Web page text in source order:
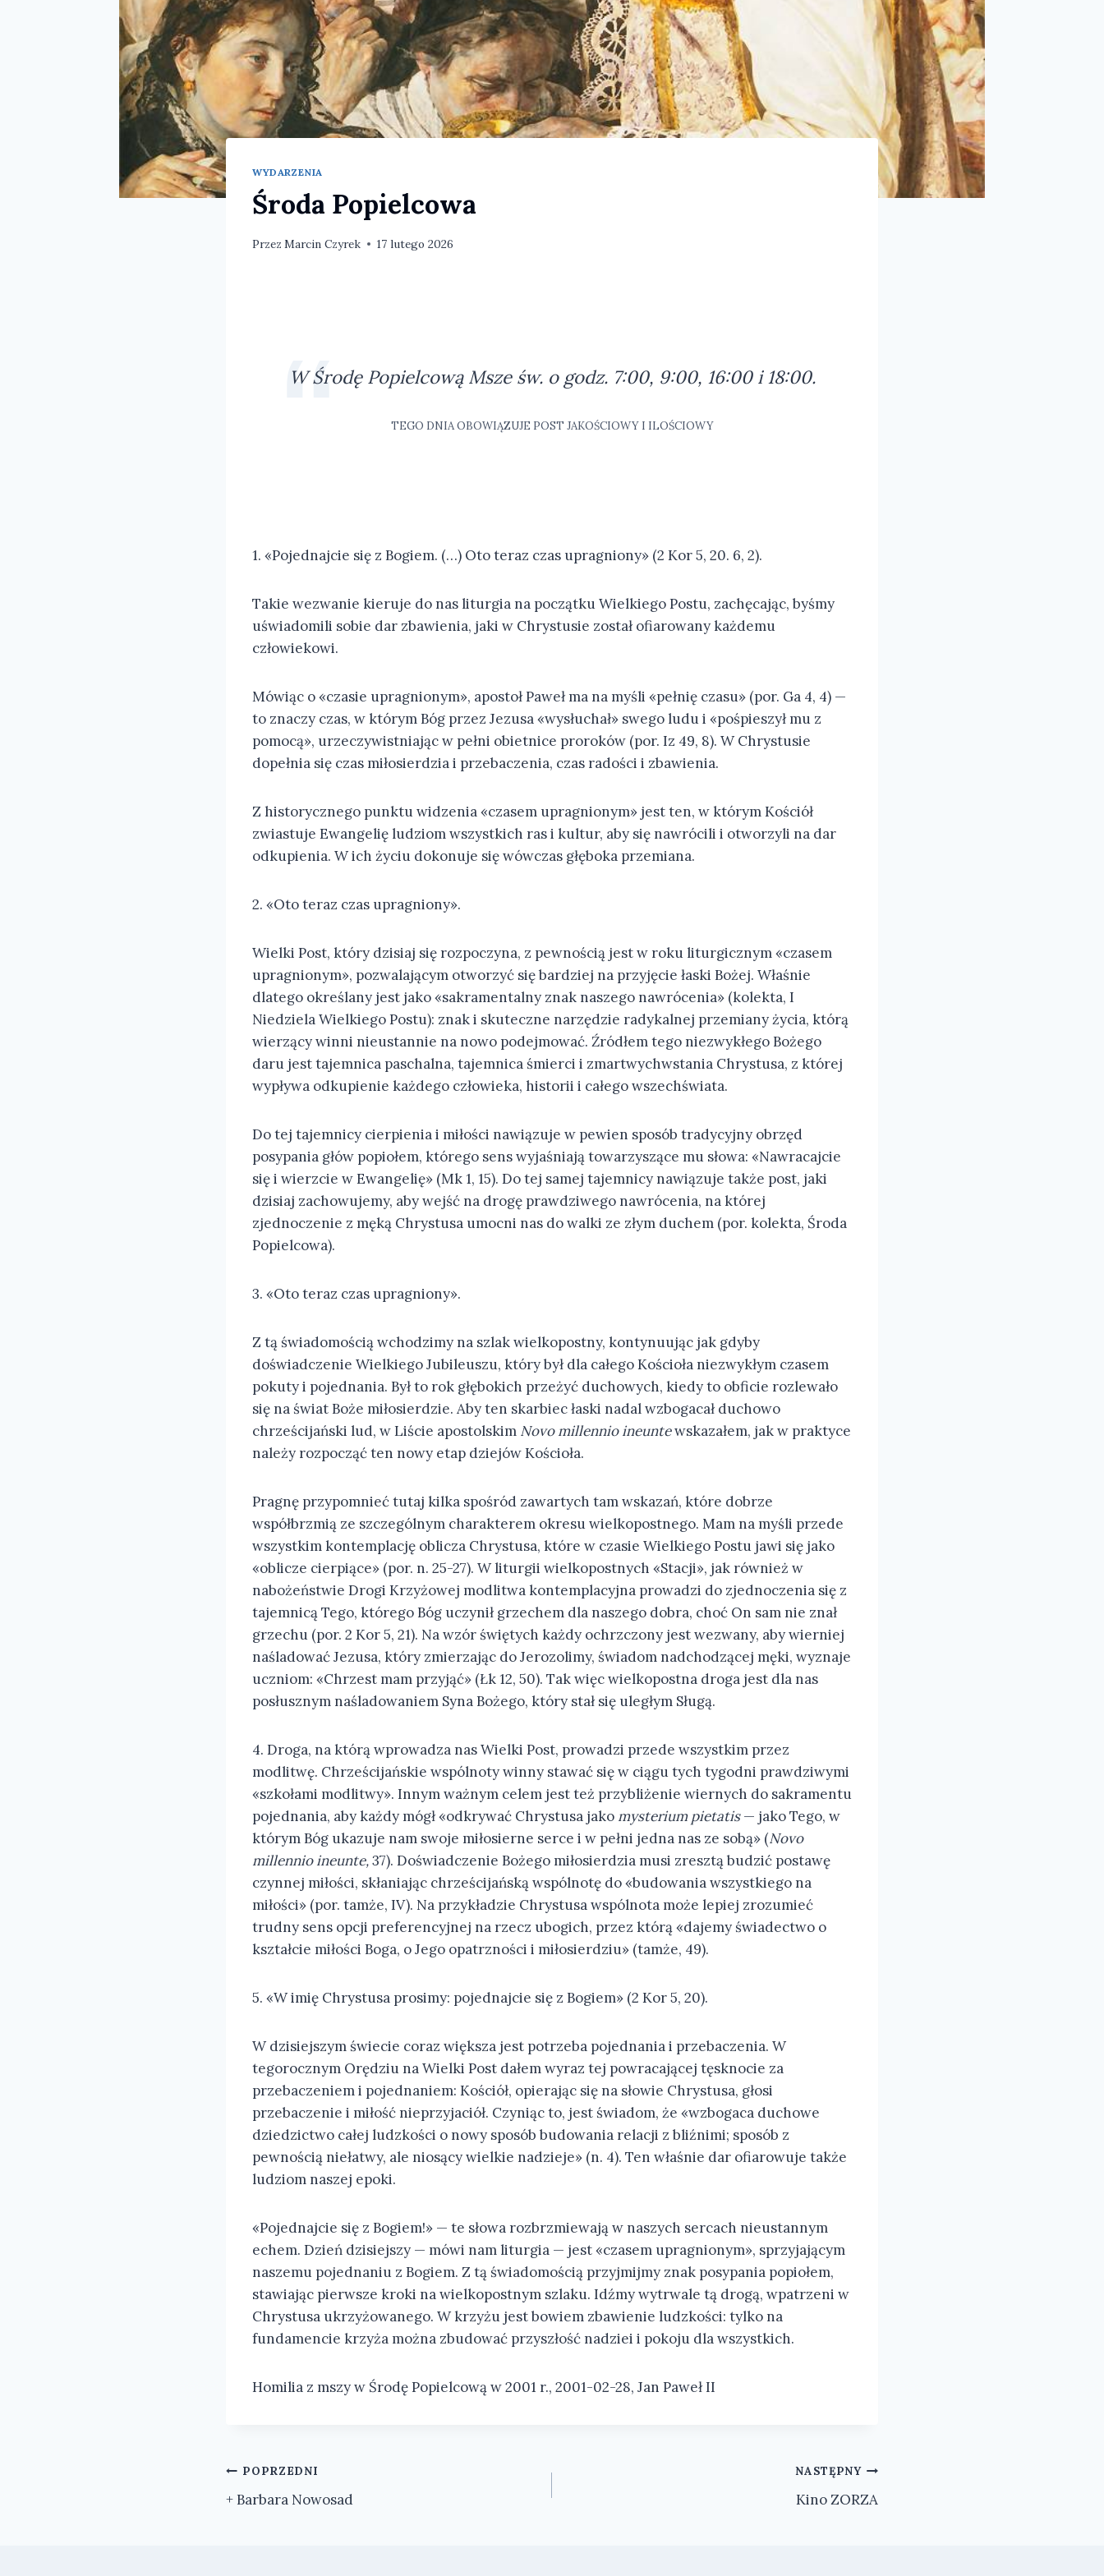
WYDARZENIA
Środa Popielcowa
Przez Marcin Czyrek 17 lutego 2026
W Środę Popielcową Msze św. o godz. 7:00, 9:00, 16:00 i 18:00.
TEGO DNIA OBOWIĄZUJE POST JAKOŚCIOWY I ILOŚCIOWY
1. «Pojednajcie się z Bogiem. (…) Oto teraz czas upragniony» (2 Kor 5, 20. 6, 2).
Takie wezwanie kieruje do nas liturgia na początku Wielkiego Postu, zachęcając, byśmy
uświadomili sobie dar zbawienia, jaki w Chrystusie został ofiarowany każdemu
człowiekowi.
Mówiąc o «czasie upragnionym», apostoł Paweł ma na myśli «pełnię czasu» (por. Ga 4, 4) —
to znaczy czas, w którym Bóg przez Jezusa «wysłuchał» swego ludu i «pośpieszył mu z
pomocą», urzeczywistniając w pełni obietnice proroków (por. Iz 49, 8). W Chrystusie
dopełnia się czas miłosierdzia i przebaczenia, czas radości i zbawienia.
Z historycznego punktu widzenia «czasem upragnionym» jest ten, w którym Kościół
zwiastuje Ewangelię ludziom wszystkich ras i kultur, aby się nawrócili i otworzyli na dar
odkupienia. W ich życiu dokonuje się wówczas głęboka przemiana.
2. «Oto teraz czas upragniony».
Wielki Post, który dzisiaj się rozpoczyna, z pewnością jest w roku liturgicznym «czasem
upragnionym», pozwalającym otworzyć się bardziej na przyjęcie łaski Bożej. Właśnie
dlatego określany jest jako «sakramentalny znak naszego nawrócenia» (kolekta, I
Niedziela Wielkiego Postu): znak i skuteczne narzędzie radykalnej przemiany życia, którą
wierzący winni nieustannie na nowo podejmować. Źródłem tego niezwykłego Bożego
daru jest tajemnica paschalna, tajemnica śmierci i zmartwychwstania Chrystusa, z której
wypływa odkupienie każdego człowieka, historii i całego wszechświata.
Do tej tajemnicy cierpienia i miłości nawiązuje w pewien sposób tradycyjny obrzęd
posypania głów popiołem, którego sens wyjaśniają towarzyszące mu słowa: «Nawracajcie
się i wierzcie w Ewangelię» (Mk 1, 15). Do tej samej tajemnicy nawiązuje także post, jaki
dzisiaj zachowujemy, aby wejść na drogę prawdziwego nawrócenia, na której
zjednoczenie z męką Chrystusa umocni nas do walki ze złym duchem (por. kolekta, Środa
Popielcowa).
3. «Oto teraz czas upragniony».
Z tą świadomością wchodzimy na szlak wielkopostny, kontynuując jak gdyby
doświadczenie Wielkiego Jubileuszu, który był dla całego Kościoła niezwykłym czasem
pokuty i pojednania. Był to rok głębokich przeżyć duchowych, kiedy to obficie rozlewało
się na świat Boże miłosierdzie. Aby ten skarbiec łaski nadal wzbogacał duchowo
chrześcijański lud, w Liście apostolskim Novo millennio ineuntewskazałem, jak w praktyce
należy rozpocząć ten nowy etap dziejów Kościoła.
Pragnę przypomnieć tutaj kilka spośród zawartych tam wskazań, które dobrze
współbrzmią ze szczególnym charakterem okresu wielkopostnego. Mam na myśli przede
wszystkim kontemplację oblicza Chrystusa, które w czasie Wielkiego Postu jawi się jako
«oblicze cierpiące» (por. n. 25-27). W liturgii wielkopostnych «Stacji», jak również w
nabożeństwie Drogi Krzyżowej modlitwa kontemplacyjna prowadzi do zjednoczenia się z
tajemnicą Tego, którego Bóg uczynił grzechem dla naszego dobra, choć On sam nie znał
grzechu (por. 2 Kor 5, 21). Na wzór świętych każdy ochrzczony jest wezwany, aby wierniej
naśladować Jezusa, który zmierzając do Jerozolimy, świadom nadchodzącej męki, wyznaje
uczniom: «Chrzest mam przyjąć» (Łk 12, 50). Tak więc wielkopostna droga jest dla nas
posłusznym naśladowaniem Syna Bożego, który stał się uległym Sługą.
4. Droga, na którą wprowadza nas Wielki Post, prowadzi przede wszystkim przez
modlitwę. Chrześcijańskie wspólnoty winny stawać się w ciągu tych tygodni prawdziwymi
«szkołami modlitwy». Innym ważnym celem jest też przybliżenie wiernych do sakramentu
pojednania, aby każdy mógł «odkrywać Chrystusa jako mysterium pietatis— jako Tego, w
którym Bóg ukazuje nam swoje miłosierne serce i w pełni jedna nas ze sobą» (Novo
millennio ineunte,37). Doświadczenie Bożego miłosierdzia musi zresztą budzić postawę
czynnej miłości, skłaniając chrześcijańską wspólnotę do «budowania wszystkiego na
miłości» (por. tamże, IV). Na przykładzie Chrystusa wspólnota może lepiej zrozumieć
trudny sens opcji preferencyjnej na rzecz ubogich, przez którą «dajemy świadectwo o
kształcie miłości Boga, o Jego opatrzności i miłosierdziu» (tamże, 49).
5. «W imię Chrystusa prosimy: pojednajcie się z Bogiem» (2 Kor 5, 20).
W dzisiejszym świecie coraz większa jest potrzeba pojednania i przebaczenia. W
tegorocznym Orędziu na Wielki Post dałem wyraz tej powracającej tęsknocie za
przebaczeniem i pojednaniem: Kościół, opierając się na słowie Chrystusa, głosi
przebaczenie i miłość nieprzyjaciół. Czyniąc to, jest świadom, że «wzbogaca duchowe
dziedzictwo całej ludzkości o nowy sposób budowania relacji z bliźnimi; sposób z
pewnością niełatwy, ale niosący wielkie nadzieje» (n. 4). Ten właśnie dar ofiarowuje także
ludziom naszej epoki.
«Pojednajcie się z Bogiem!» — te słowa rozbrzmiewają w naszych sercach nieustannym
echem. Dzień dzisiejszy — mówi nam liturgia — jest «czasem upragnionym», sprzyjającym
naszemu pojednaniu z Bogiem. Z tą świadomością przyjmijmy znak posypania popiołem,
stawiając pierwsze kroki na wielkopostnym szlaku. Idźmy wytrwale tą drogą, wpatrzeni w
Chrystusa ukrzyżowanego. W krzyżu jest bowiem zbawienie ludzkości: tylko na
fundamencie krzyża można zbudować przyszłość nadziei i pokoju dla wszystkich.
Homilia z mszy w Środę Popielcową w 2001 r., 2001-02-28, Jan Paweł II
Nawigacja
wpisu
POPRZEDNI
+ Barbara Nowosad
NASTĘPNY
Kino ZORZA